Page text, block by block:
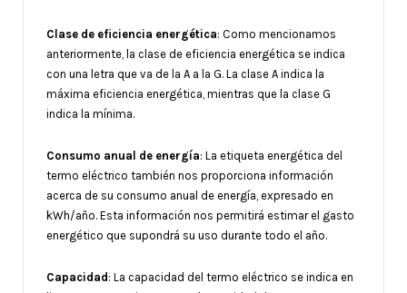
Clase de eficiencia energética: Como mencionamos
anteriormente, la clase de eficiencia energética se indica
con una letra que va de la A a la G. La clase A indica la
máxima eficiencia energética, mientras que la clase G
indica la mínima.
Consumo anual de energía: La etiqueta energética del
termo eléctrico también nos proporciona información
acerca de su consumo anual de energía, expresado en
kWh/año. Esta información nos permitirá estimar el gasto
energético que supondrá su uso durante todo el año.
Capacidad: La capacidad del termo eléctrico se indica en